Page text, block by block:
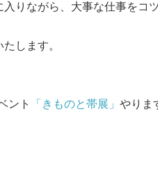
りながら、大事な仕事を
します。
ント 「きものと帯展」 やりま